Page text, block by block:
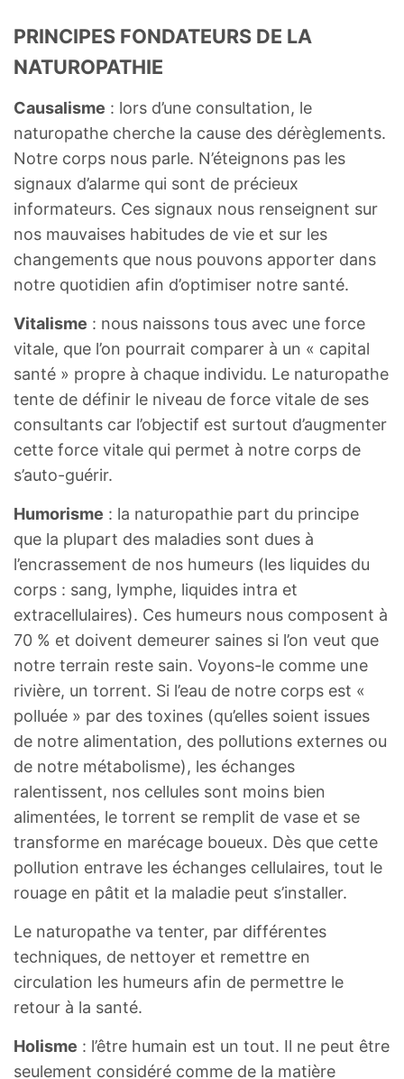
PRINCIPES FONDATEURS DE LA
NATUROPATHIE
Causalisme : lors d’une consultation, le
naturopathe cherche la cause des dérèglements.
Notre corps nous parle. N’éteignons pas les
signaux d’alarme qui sont de précieux
informateurs. Ces signaux nous renseignent sur
nos mauvaises habitudes de vie et sur les
changements que nous pouvons apporter dans
notre quotidien afin d’optimiser notre santé.
Vitalisme : nous naissons tous avec une force
vitale, que l’on pourrait comparer à un « capital
santé » propre à chaque individu. Le naturopathe
tente de définir le niveau de force vitale de ses
consultants car l’objectif est surtout d’augmenter
cette force vitale qui permet à notre corps de
s’auto-guérir.
Humorisme : la naturopathie part du principe
que la plupart des maladies sont dues à
l’encrassement de nos humeurs (les liquides du
corps : sang, lymphe, liquides intra et
extracellulaires). Ces humeurs nous composent à
70 % et doivent demeurer saines si l’on veut que
notre terrain reste sain. Voyons-le comme une
rivière, un torrent. Si l’eau de notre corps est «
polluée » par des toxines (qu’elles soient issues
de notre alimentation, des pollutions externes ou
de notre métabolisme), les échanges
ralentissent, nos cellules sont moins bien
alimentées, le torrent se remplit de vase et se
transforme en marécage boueux. Dès que cette
pollution entrave les échanges cellulaires, tout le
rouage en pâtit et la maladie peut s’installer.
Le naturopathe va tenter, par différentes
techniques, de nettoyer et remettre en
circulation les humeurs afin de permettre le
retour à la santé.
Holisme : l’être humain est un tout. Il ne peut être
seulement considéré comme de la matière